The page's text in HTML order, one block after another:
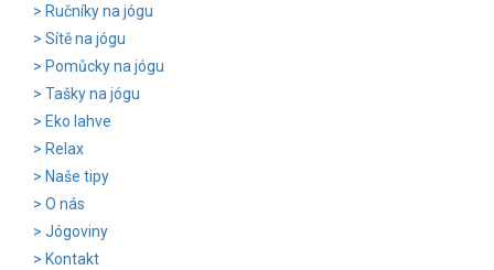
Ručníky na jógu
Sítě na jógu
Pomůcky na jógu
Tašky na jógu
Eko lahve
Relax
Naše tipy
O nás
Jógoviny
Kontakt